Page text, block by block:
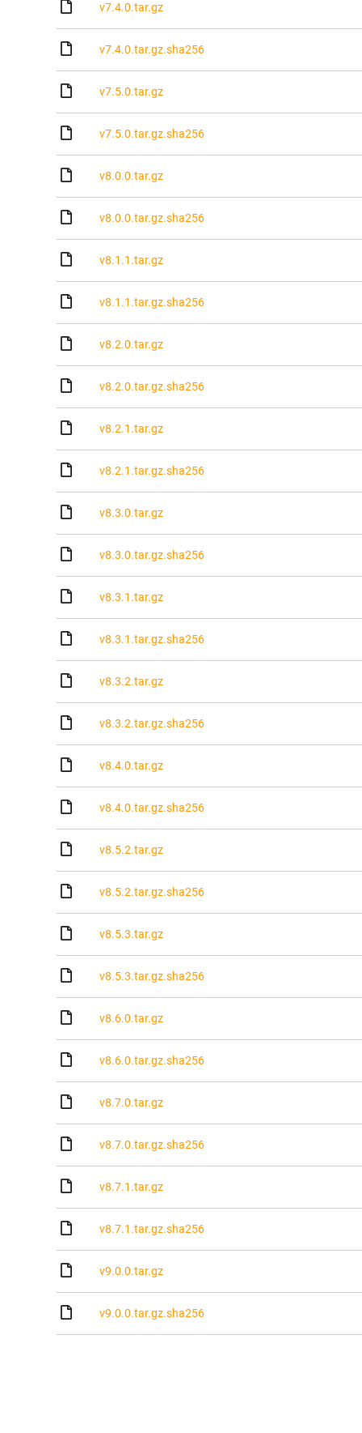
v7.4.0.tar.gz
v7.4.0.tar.gz.sha256
v7.5.0.tar.gz
v7.5.0.tar.gz.sha256
v8.0.0.tar.gz
v8.0.0.tar.gz.sha256
v8.1.1.tar.gz
v8.1.1.tar.gz.sha256
v8.2.0.tar.gz
v8.2.0.tar.gz.sha256
v8.2.1.tar.gz
v8.2.1.tar.gz.sha256
v8.3.0.tar.gz
v8.3.0.tar.gz.sha256
v8.3.1.tar.gz
v8.3.1.tar.gz.sha256
v8.3.2.tar.gz
v8.3.2.tar.gz.sha256
v8.4.0.tar.gz
v8.4.0.tar.gz.sha256
v8.5.2.tar.gz
v8.5.2.tar.gz.sha256
v8.5.3.tar.gz
v8.5.3.tar.gz.sha256
v8.6.0.tar.gz
v8.6.0.tar.gz.sha256
v8.7.0.tar.gz
v8.7.0.tar.gz.sha256
v8.7.1.tar.gz
v8.7.1.tar.gz.sha256
v9.0.0.tar.gz
v9.0.0.tar.gz.sha256